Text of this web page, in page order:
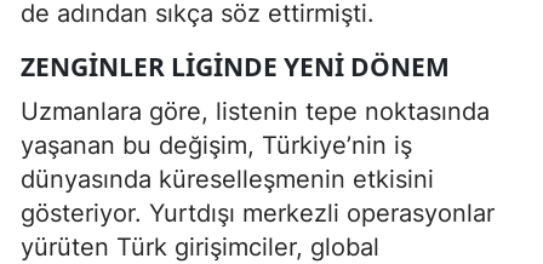
de adından sıkça söz ettirmişti.
ZENGINLER LIGINDE YENI DÖNEM
Uzmanlara göre, listenin tepe noktasında
yaşanan bu değişim, Türkiye’nin iş
dünyasında küreselleşmenin etkisini
gösteriyor. Yurtdışı merkezli operasyonlar
yürüten Türk girişimciler, global